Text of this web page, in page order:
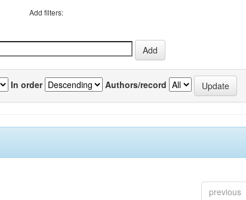
Add filters:
In order Authors/record
previous